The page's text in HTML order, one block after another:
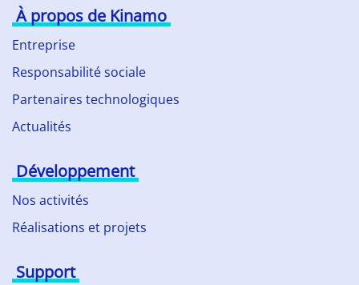
À propos de Kinamo
Entreprise
Responsabilité sociale
Partenaires technologiques
Actualités
Développement
Nos activités
Réalisations et projets
Support